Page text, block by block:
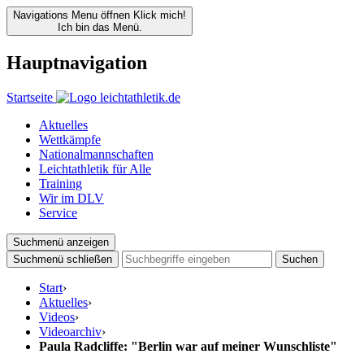
Navigations Menu öffnen Klick mich!
Ich bin das Menü.
Hauptnavigation
Startseite
Aktuelles
Wettkämpfe
Nationalmannschaften
Leichtathletik für Alle
Training
Wir im DLV
Service
Suchmenü anzeigen
Suchmenü schließen
Suchen
Start›
Aktuelles›
Videos›
Videoarchiv›
Paula Radcliffe: "Berlin war auf meiner Wunschliste"